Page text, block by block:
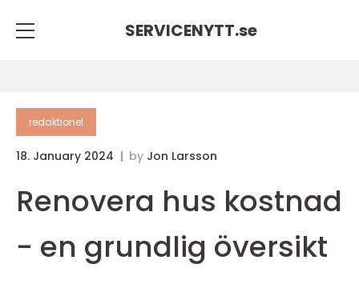
SERVICENYTT.se
redaktionel
18. January 2024 by Jon Larsson
Renovera hus kostnad
- en grundlig översikt